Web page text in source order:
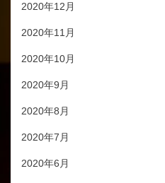
2020年12月
2020年11月
2020年10月
2020年9月
2020年8月
2020年7月
2020年6月